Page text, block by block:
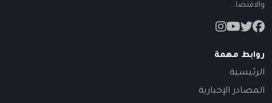
والاقتصا...
روابط مهمة
الرئيسية
المصادر الإخبارية